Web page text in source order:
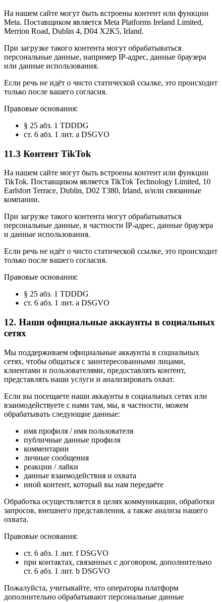
На нашем сайте могут быть встроены контент или функции
Meta. Поставщиком является Meta Platforms Ireland Limited,
Merrion Road, Dublin 4, D04 X2K5, Irland.
При загрузке такого контента могут обрабатываться
персональные данные, например IP-адрес, данные браузера
или данные использования.
Если речь не идёт о чисто статической ссылке, это происходит
только после вашего согласия.
Правовые основания:
§ 25 абз. 1 TDDDG
ст. 6 абз. 1 лит. a DSGVO
11.3 Контент TikTok
На нашем сайте могут быть встроены контент или функции
TikTok. Поставщиком является TikTok Technology Limited, 10
Earlsfort Terrace, Dublin, D02 T380, Irland, и/или связанные
компании.
При загрузке такого контента могут обрабатываться
персональные данные, в частности IP-адрес, данные браузера
и данные использования.
Если речь не идёт о чисто статической ссылке, это происходит
только после вашего согласия.
Правовые основания:
§ 25 абз. 1 TDDDG
ст. 6 абз. 1 лит. a DSGVO
12. Наши официальные аккаунты в социальных
сетях
Мы поддерживаем официальные аккаунты в социальных
сетях, чтобы общаться с заинтересованными лицами,
клиентами и пользователями, предоставлять контент,
представлять наши услуги и анализировать охват.
Если вы посещаете наши аккаунты в социальных сетях или
взаимодействуете с нами там, мы, в частности, можем
обрабатывать следующие данные:
имя профиля / имя пользователя
публичные данные профиля
комментарии
личные сообщения
реакции / лайки
данные взаимодействия и охвата
иной контент, который вы нам передаёте
Обработка осуществляется в целях коммуникации, обработки
запросов, внешнего представления, а также анализа нашего
охвата.
Правовые основания:
ст. 6 абз. 1 лит. f DSGVO
при контактах, связанных с договором, дополнительно
ст. 6 абз. 1 лит. b DSGVO
Пожалуйста, учитывайте, что операторы платформ
дополнительно обрабатывают персональные данные